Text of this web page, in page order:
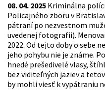
08. 04. 2025 Kriminálna
Policajného zboru v
pátraní po nezvestnom
uvedenej fotografii).
2022. Od tejto doby o sebe
jeho pohybu nie je známe.
hnedé prešedivelé vlasy,
bez viditeľných jaziev a
by mohli viesť k vypátraniu